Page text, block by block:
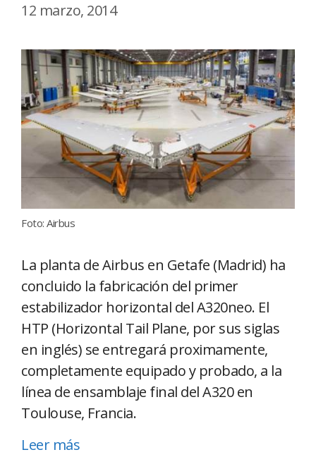
12 marzo, 2014
Foto: Airbus
La planta de Airbus en Getafe (Madrid) ha
concluido la fabricación del primer
estabilizador horizontal del A320neo. El
HTP (Horizontal Tail Plane, por sus siglas
en inglés) se entregará proximamente,
completamente equipado y probado, a la
línea de ensamblaje final del A320 en
Toulouse, Francia.
Leer más